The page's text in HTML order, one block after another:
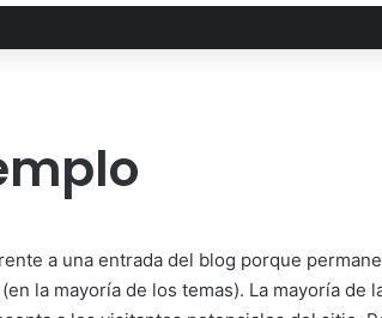
a una entrada del blog porque
la mayoría de los temas). La mayoría de